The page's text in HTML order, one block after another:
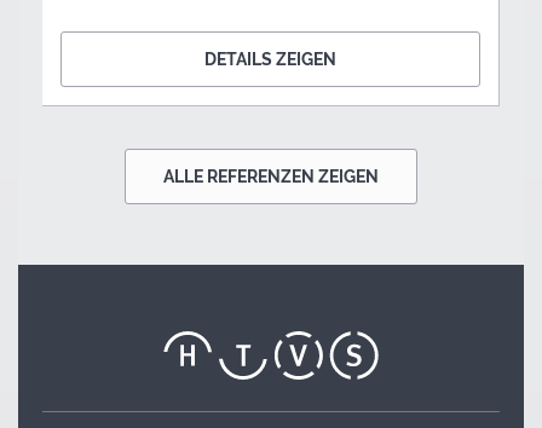
DETAILS ZEIGEN
ALLE REFERENZEN ZEIGEN